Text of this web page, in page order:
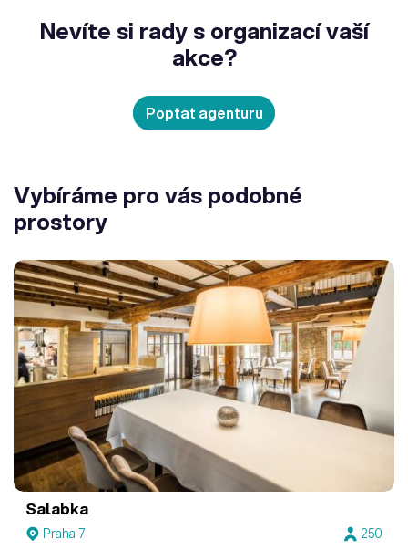
Nevíte si rady s organizací vaší
akce?
Poptat agenturu
Vybíráme pro vás podobné
prostory
Salabka
Praha 7
250